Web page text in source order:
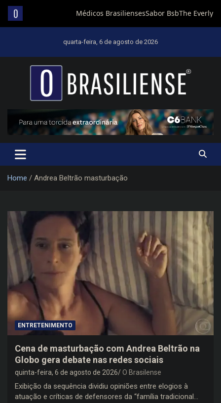
quarta-feira, 6 de agosto de 2026
Um diário de notícias que trabalha por Brasília
Home Andrea Beltrão masturbação
ENTRETENIMENTO
Cena de masturbação com Andrea Beltrão na
Globo gera debate nas redes sociais
quinta-feira, 6 de agosto de 2026 O Brasilense
Exibição da sequência dividiu opiniões entre elogios à
atuação e críticas de defensores da “família tradicional…